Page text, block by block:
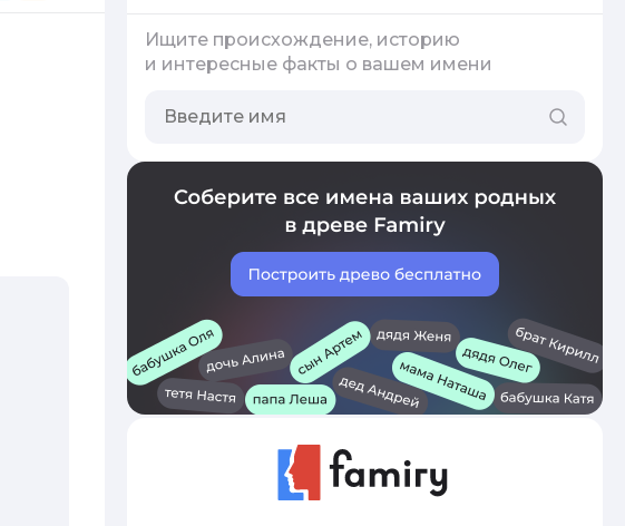
Ищите происхождение, историю
и интересные факты о вашем имени